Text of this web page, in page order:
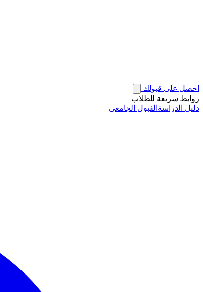
احصل على قبولك
روابط سريعة للطلاب
دليل الدراسة القبول الجامعي